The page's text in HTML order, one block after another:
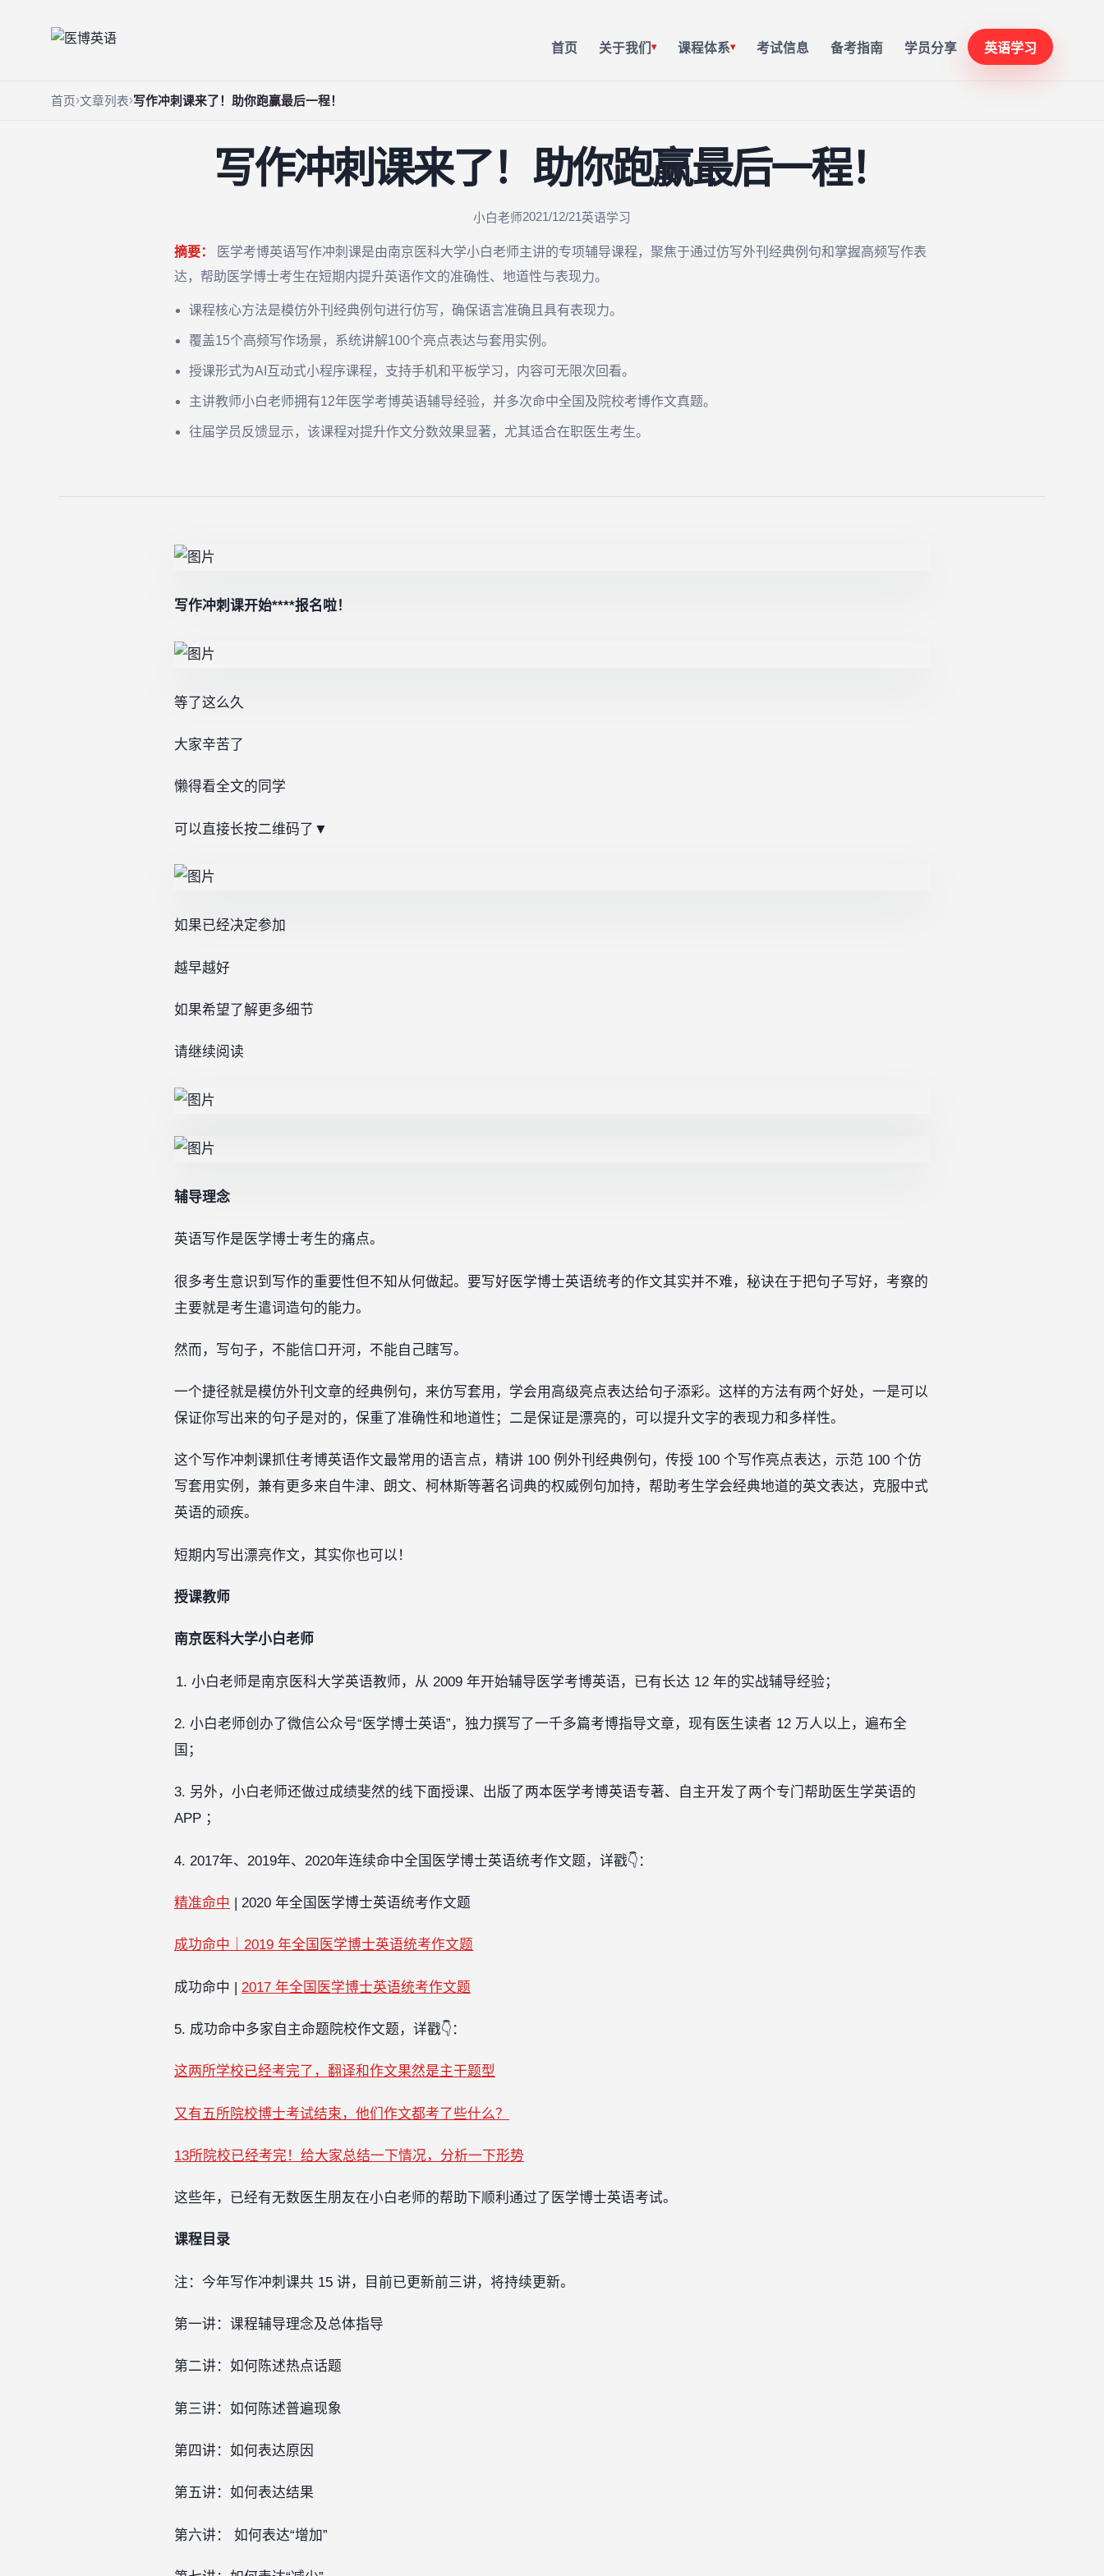
首页 关于我们 ▾ 课程体系▾ 考试信息 备考指南 学员分享 英语学习
首页 文章列表 写作冲刺课来了！助你跑赢最后一程！
写作冲刺课来了！助你跑赢最后一程！
小白老师2021/12/21英语学习
摘要：
医学考博英语写作冲刺课是由南京医科大学小白老师主讲的专项辅导课程，聚焦于通过仿写外刊经典例句和掌握高频写作表
达，帮助医学博士考生在短期内提升英语作文的准确性、地道性与表现力。
课程核心方法是模仿外刊经典例句进行仿写，确保语言准确且具有表现力。
覆盖15个高频写作场景，系统讲解100个亮点表达与套用实例。
授课形式为AI互动式小程序课程，支持手机和平板学习，内容可无限次回看。
主讲教师小白老师拥有12年医学考博英语辅导经验，并多次命中全国及院校考博作文真题。
往届学员反馈显示，该课程对提升作文分数效果显著，尤其适合在职医生考生。
写作冲刺课开始****报名啦！
等了这么久
大家辛苦了
懒得看全文的同学
可以直接长按二维码了▼
如果已经决定参加
越早越好
如果希望了解更多细节
请继续阅读
辅导理念
英语写作是医学博士考生的痛点。
很多考生意识到写作的重要性但不知从何做起。要写好医学博士英语统考的作文其实并不难，秘诀在于把句子写好，考察的
主要就是考生遣词造句的能力。
然而，写句子，不能信口开河，不能自己瞎写。
一个捷径就是模仿外刊文章的经典例句，来仿写套用，学会用高级亮点表达给句子添彩。这样的方法有两个好处，一是可以
保证你写出来的句子是对的，保重了准确性和地道性；二是保证是漂亮的，可以提升文字的表现力和多样性。
这个写作冲刺课抓住考博英语作文最常用的语言点，精讲 100 例外刊经典例句，传授 100 个写作亮点表达，示范 100 个仿
写套用实例，兼有更多来自牛津、朗文、柯林斯等著名词典的权威例句加持，帮助考生学会经典地道的英文表达，克服中式
英语的顽疾。
短期内写出漂亮作文，其实你也可以！
授课教师
南京医科大学小白老师
小白老师是南京医科大学英语教师，从 2009 年开始辅导医学考博英语，已有长达 12 年的实战辅导经验；
2. 小白老师创办了微信公众号“医学博士英语”，独力撰写了一千多篇考博指导文章，现有医生读者 12 万人以上，遍布全
国；
3. 另外，小白老师还做过成绩斐然的线下面授课、出版了两本医学考博英语专著、自主开发了两个专门帮助医生学英语的
APP ；
4. 2017年、2019年、2020年连续命中全国医学博士英语统考作文题，详戳👇：
精准命中 | 2020 年全国医学博士英语统考作文题
成功命中｜2019 年全国医学博士英语统考作文题
成功命中 | 2017 年全国医学博士英语统考作文题
5. 成功命中多家自主命题院校作文题，详戳👇：
这两所学校已经考完了，翻译和作文果然是主干题型
又有五所院校博士考试结束，他们作文都考了些什么？
13所院校已经考完！给大家总结一下情况，分析一下形势
这些年，已经有无数医生朋友在小白老师的帮助下顺利通过了医学博士英语考试。
课程目录
注：今年写作冲刺课共 15 讲，目前已更新前三讲，将持续更新。
第一讲：课程辅导理念及总体指导
第二讲：如何陈述热点话题
第三讲：如何陈述普遍现象
第四讲：如何表达原因
第五讲：如何表达结果
第六讲： 如何表达“增加”